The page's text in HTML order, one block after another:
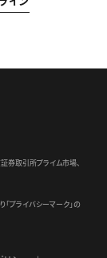
証券取引所プライム市場、
「プライバシーマーク」の